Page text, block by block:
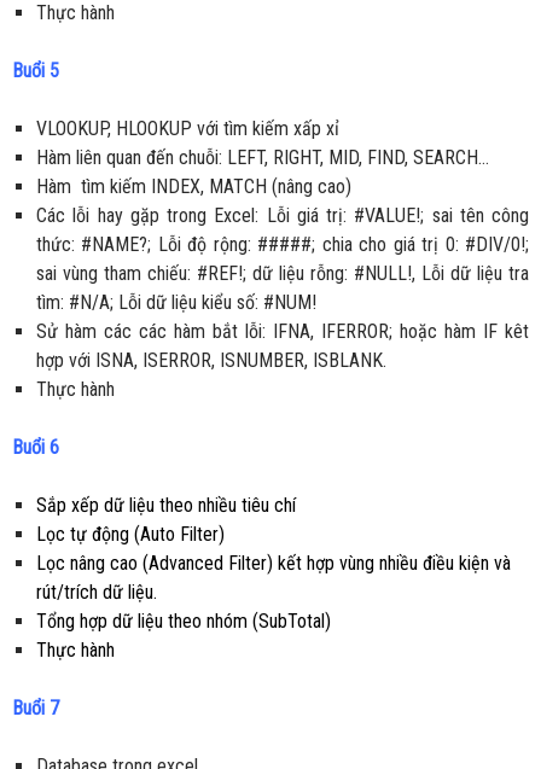
Thực hành
Buổi 5
VLOOKUP, HLOOKUP với tìm kiếm xấp xỉ
Hàm liên quan đến chuỗi: LEFT, RIGHT, MID, FIND, SEARCH…
Hàm tìm kiếm INDEX, MATCH (nâng cao)
Các lỗi hay gặp trong Excel: Lỗi giá trị: #VALUE!; sai tên công
thức: #NAME?; Lỗi độ rộng: #####; chia cho giá trị 0: #DIV/0!;
sai vùng tham chiếu: #REF!; dữ liệu rỗng: #NULL!, Lỗi dữ liệu tra
tìm: #N/A; Lỗi dữ liệu kiểu số: #NUM!
Sử hàm các các hàm bắt lỗi: IFNA, IFERROR; hoặc hàm IF kêt
hợp với ISNA, ISERROR, ISNUMBER, ISBLANK.
Thực hành
Buổi 6
Sắp xếp dữ liệu theo nhiều tiêu chí
Lọc tự động (Auto Filter)
Lọc nâng cao (Advanced Filter) kết hợp vùng nhiều điều kiện và
rút/trích dữ liệu.
Tổng hợp dữ liệu theo nhóm (SubTotal)
Thực hành
Buổi 7